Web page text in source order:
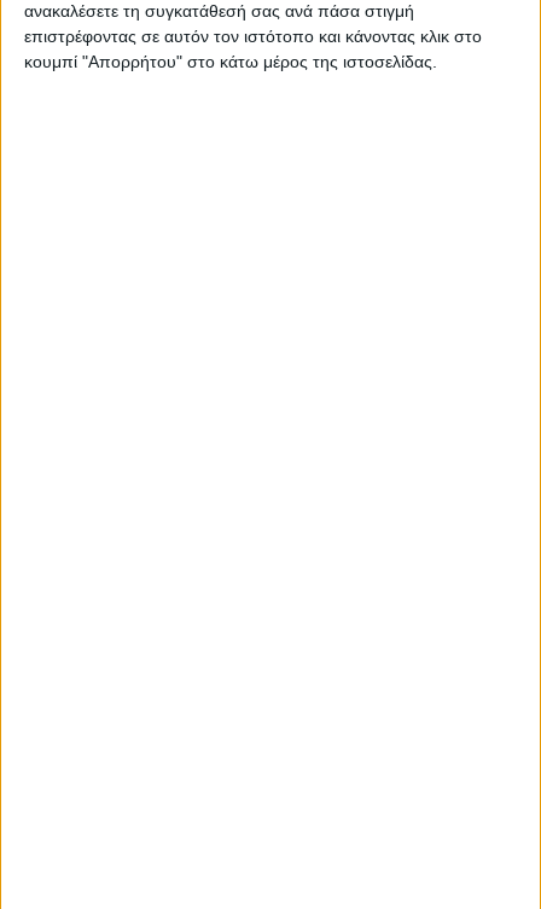
ανακαλέσετε τη συγκατάθεσή σας ανά πάσα στιγμή
επιστρέφοντας σε αυτόν τον ιστότοπο και κάνοντας κλικ στο
κουμπί "Απορρήτου" στο κάτω μέρος της ιστοσελίδας.
Πράσινου Ταμείου.